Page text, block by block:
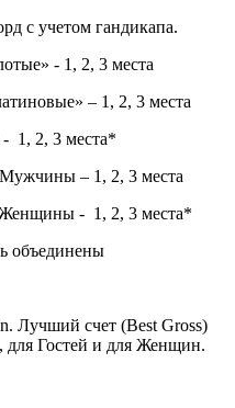
с учетом гандикапа.
- 1, 2, 3 места
– 1, 2, 3 места
1, 2, 3 места*
– 1, 2, 3 места
- 1, 2, 3 места*
объединены
Лучший счет (Best Gross)
для Гостей и для Женщин.